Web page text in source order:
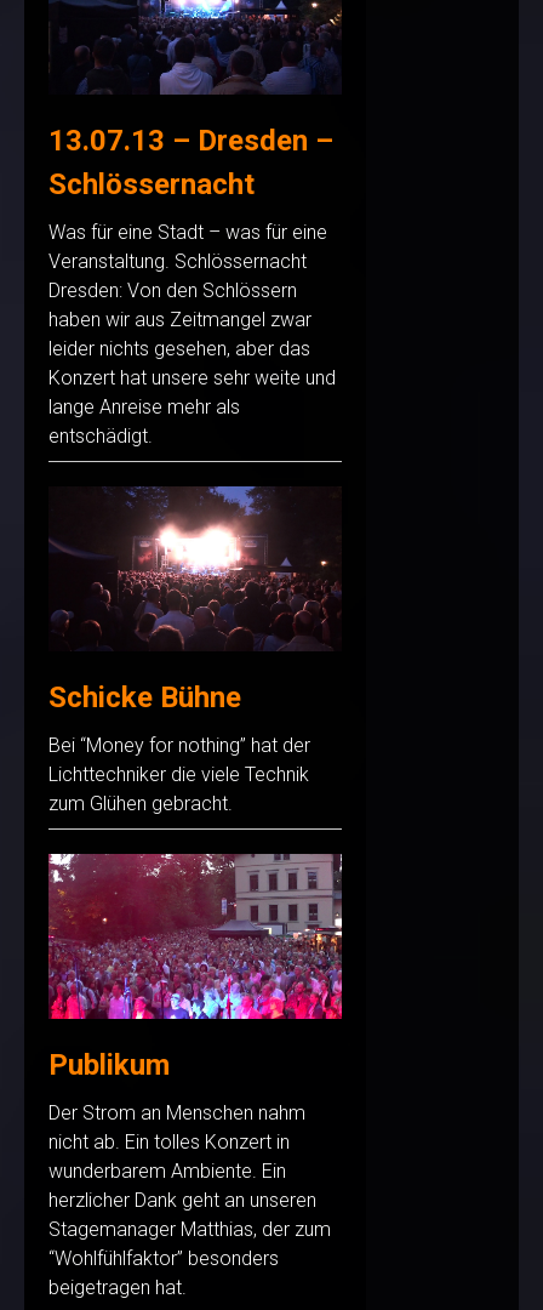
13.07.13 – Dresden –
Schlössernacht
Was für eine Stadt – was für eine
Veranstaltung. Schlössernacht
Dresden: Von den Schlössern
haben wir aus Zeitmangel zwar
leider nichts gesehen, aber das
Konzert hat unsere sehr weite und
lange Anreise mehr als
entschädigt.
Schicke Bühne
Bei “Money for nothing” hat der
Lichttechniker die viele Technik
zum Glühen gebracht.
Publikum
Der Strom an Menschen nahm
nicht ab. Ein tolles Konzert in
wunderbarem Ambiente. Ein
herzlicher Dank geht an unseren
Stagemanager Matthias, der zum
“Wohlfühlfaktor” besonders
beigetragen hat.